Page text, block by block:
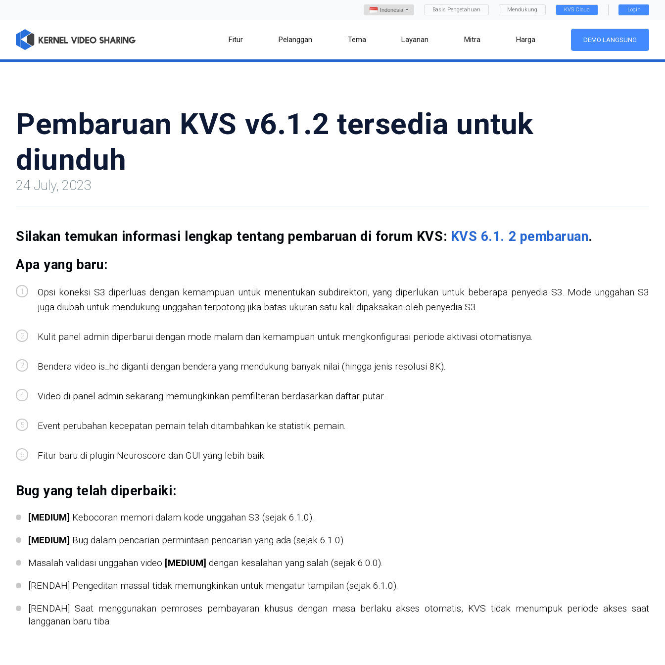
Indonesia Basis Pengetahuan Mendukung KVS Cloud Login
Fitur Pelanggan Tema Layanan Mitra Harga DEMO LANGSUNG
Pembaruan KVS v6.1.2 tersedia untuk
diunduh
24 July, 2023
Silakan temukan informasi lengkap tentang pembaruan di forum KVS: KVS 6.1. 2 pembaruan.
Apa yang baru:
Opsi koneksi S3 diperluas dengan kemampuan untuk menentukan subdirektori, yang diperlukan untuk beberapa penyedia S3. Mode unggahan S3
juga diubah untuk mendukung unggahan terpotong jika batas ukuran satu kali dipaksakan oleh penyedia S3.
Kulit panel admin diperbarui dengan mode malam dan kemampuan untuk mengkonfigurasi periode aktivasi otomatisnya.
Bendera video is_hd diganti dengan bendera yang mendukung banyak nilai (hingga jenis resolusi 8K).
Video di panel admin sekarang memungkinkan pemfilteran berdasarkan daftar putar.
Event perubahan kecepatan pemain telah ditambahkan ke statistik pemain.
Fitur baru di plugin Neuroscore dan GUI yang lebih baik.
Bug yang telah diperbaiki:
[MEDIUM] Kebocoran memori dalam kode unggahan S3 (sejak 6.1.0).
[MEDIUM] Bug dalam pencarian permintaan pencarian yang ada (sejak 6.1.0).
Masalah validasi unggahan video [MEDIUM] dengan kesalahan yang salah (sejak 6.0.0).
[RENDAH] Pengeditan massal tidak memungkinkan untuk mengatur tampilan (sejak 6.1.0).
[RENDAH] Saat menggunakan pemroses pembayaran khusus dengan masa berlaku akses otomatis, KVS tidak menumpuk periode akses saat
langganan baru tiba.